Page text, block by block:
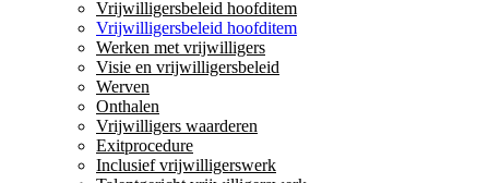
Vrijwilligersbeleid hoofditem
Vrijwilligersbeleid hoofditem
Werken met vrijwilligers
Visie en vrijwilligersbeleid
Werven
Onthalen
Vrijwilligers waarderen
Exitprocedure
Inclusief vrijwilligerswerk